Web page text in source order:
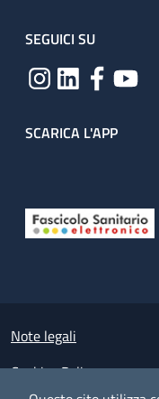
SEGUICI SU
SCARICA L'APP
Small prints
Note legali
Cookies Policy